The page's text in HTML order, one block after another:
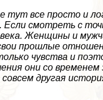
тут все просто и
Если смотреть с
Женщины и
прошлые
чувства и
они со
другая